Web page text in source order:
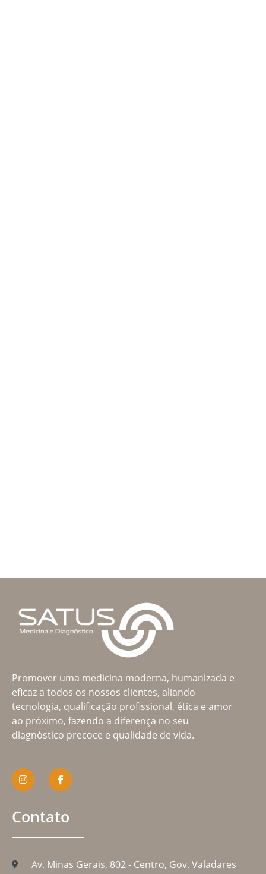
Promover uma medicina moderna, humanizada e
eficaz a todos os nossos clientes, aliando
tecnologia, qualificação profissional, ética e amor
ao próximo, fazendo a diferença no seu
diagnóstico precoce e qualidade de vida.
Contato
Av. Minas Gerais, 802 - Centro, Gov. Valadares